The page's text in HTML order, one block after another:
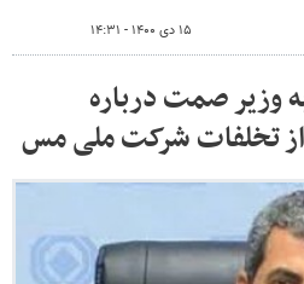
۱۵ دی ۱۴۰۰ - ۱۴:۳۱
وزیر صمت درباره
از تخلفات شرکت ملی مس